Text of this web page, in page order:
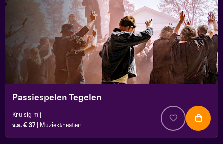
Passiespelen Tegelen
Kruisig mij
v.a. € 37
Muziektheater